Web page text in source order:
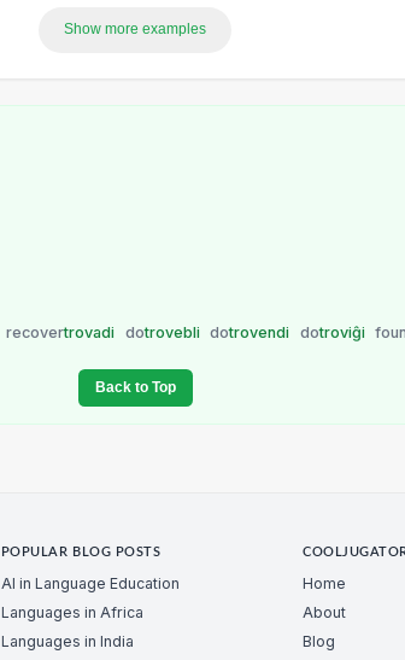
Show more examples
recovertrovadi dotrovebli dotrovendi dotroviĝi
Back to Top
POPULAR BLOG POSTS
AI in Language Education
Languages in Africa
Languages in India
Home
About
Blog